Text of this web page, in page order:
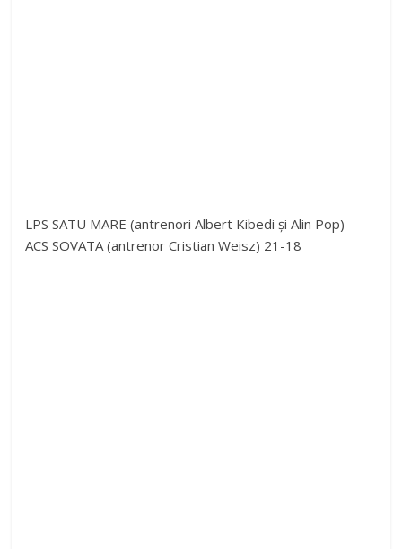
LPS SATU MARE (antrenori Albert Kibedi și Alin Pop) –
ACS SOVATA (antrenor Cristian Weisz) 21-18